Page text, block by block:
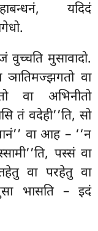
यदिदं
वुच्चति मुसावादो.
ञातिमज्झगतो वा
वा अभिनीतो
तं वदेही’’ति, सो
वा आह – ‘‘न
पस्सं वा
वा परहेतु वा
भासति – इदं